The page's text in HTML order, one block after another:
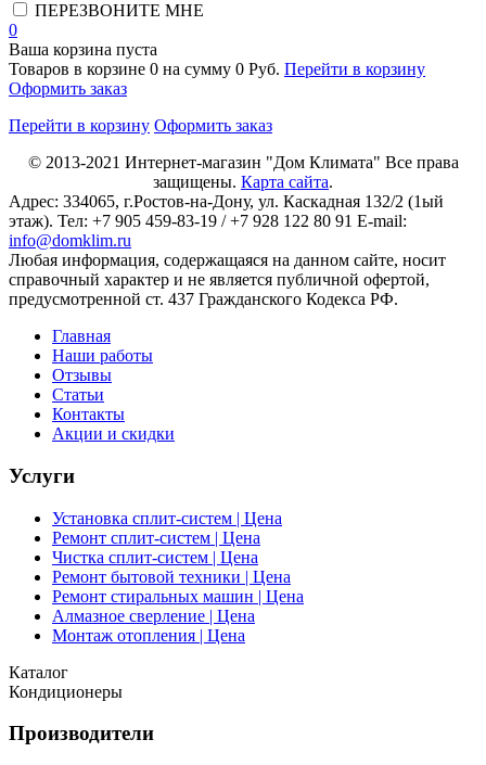
ПЕРЕЗВОНИТЕ МНЕ
0
Ваша корзина пуста
Товаров в корзине 0 на сумму 0 Руб. Перейти в корзину
Оформить заказ
Перейти в корзину Оформить заказ
© 2013-2021 Интернет-магазин "Дом Климата" Все права
защищены. Карта сайта.
Адрес: 334065, г.Ростов-на-Дону, ул. Каскадная 132/2 (1ый
этаж). Тел: +7 905 459-83-19 / +7 928 122 80 91 E-mail:
info@domklim.ru
Любая информация, содержащаяся на данном сайте, носит
справочный характер и не является публичной офертой,
предусмотренной ст. 437 Гражданского Кодекса РФ.
Главная
Наши работы
Отзывы
Статьи
Контакты
Акции и скидки
Услуги
Установка сплит-систем | Цена
Ремонт сплит-систем | Цена
Чистка сплит-систем | Цена
Ремонт бытовой техники | Цена
Ремонт стиральных машин | Цена
Алмазное сверление | Цена
Монтаж отопления | Цена
Каталог
Кондиционеры
Производители